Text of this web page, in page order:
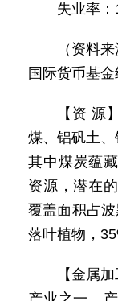
失业率：
（资料
国际货币基金
【资 源
煤、铝矾土、
其中煤炭蕴
资源，潜在
覆盖面积占
落叶植物，
【金属